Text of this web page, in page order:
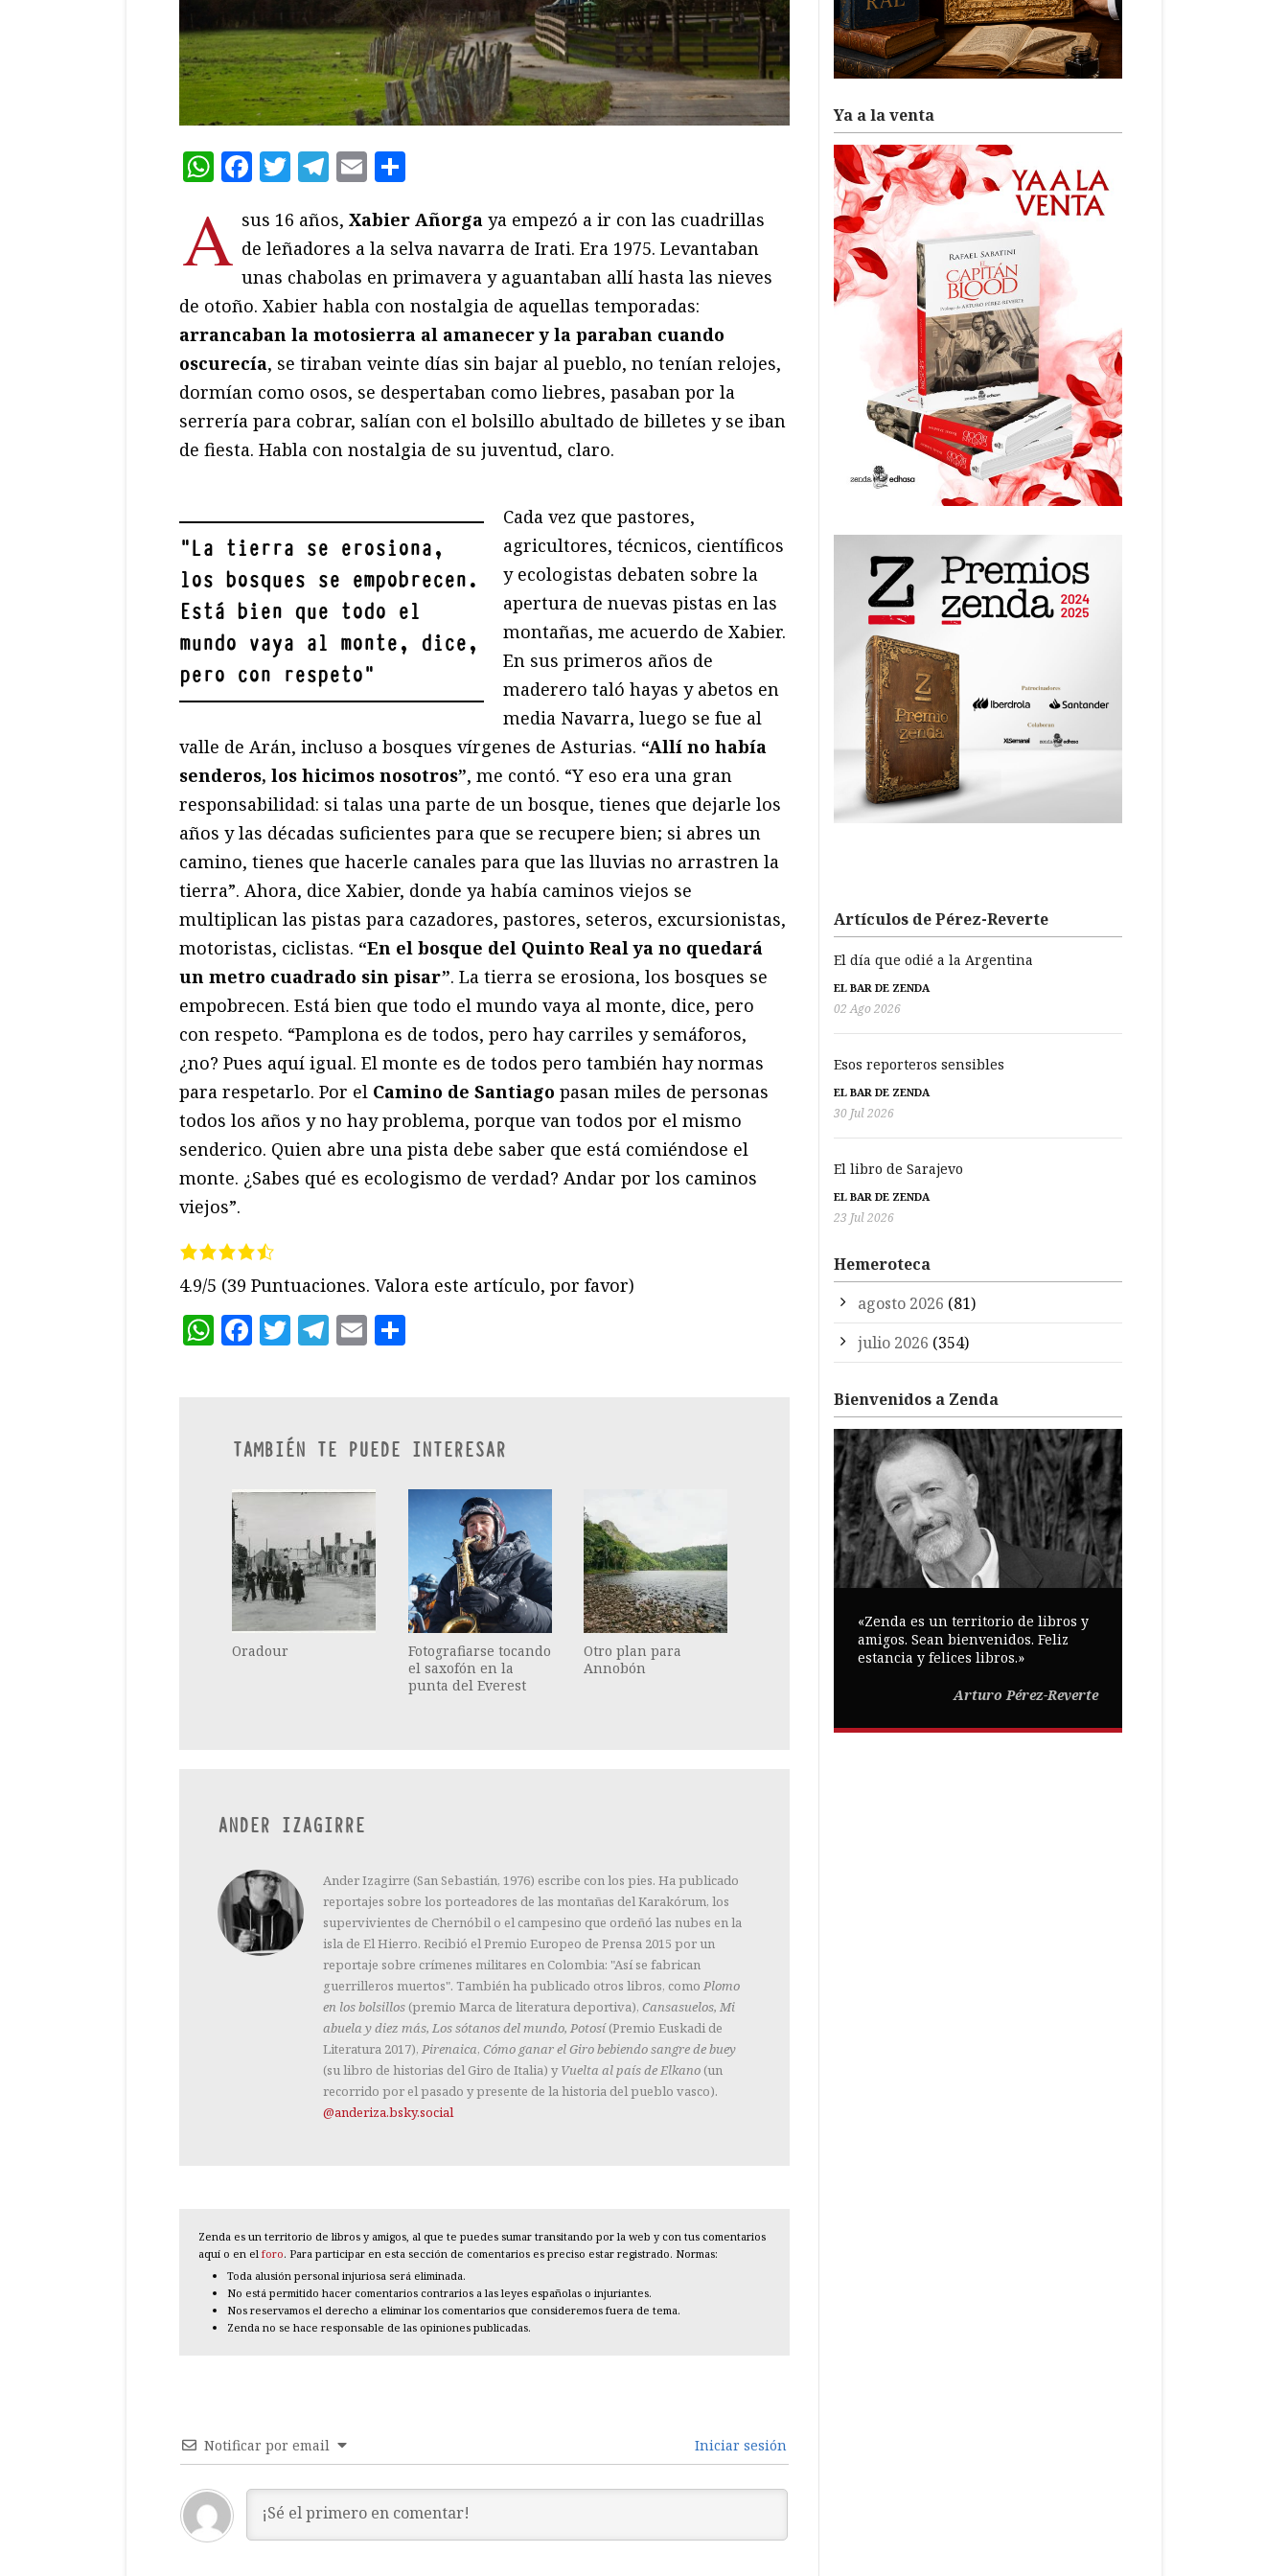
WhatsApp
Facebook
Twitter
Telegram
Email
A sus 16 años, Xabier Añorga ya empezó a ir con las cuadrillas
de leñadores a la selva navarra de Irati. Era 1975. Levantaban
unas chabolas en primavera y aguantaban allí hasta las nieves
de otoño. Xabier habla con nostalgia de aquellas temporadas:
arrancaban la motosierra al amanecer y la paraban cuando
oscurecía, se tiraban veinte días sin bajar al pueblo, no tenían relojes,
dormían como osos, se despertaban como liebres, pasaban por la
serrería para cobrar, salían con el bolsillo abultado de billetes y se iban
de fiesta. Habla con nostalgia de su juventud, claro.
"La tierra se erosiona,
los bosques se empobrecen.
Está bien que todo el
mundo vaya al monte, dice,
pero con respeto"
Cada vez que pastores,
agricultores, técnicos, científicos
y ecologistas debaten sobre la
apertura de nuevas pistas en las
montañas, me acuerdo de Xabier.
En sus primeros años de
maderero taló hayas y abetos en
media Navarra, luego se fue al
valle de Arán, incluso a bosques vírgenes de Asturias. “Allí no había
senderos, los hicimos nosotros”, me contó. “Y eso era una gran
responsabilidad: si talas una parte de un bosque, tienes que dejarle los
años y las décadas suficientes para que se recupere bien; si abres un
camino, tienes que hacerle canales para que las lluvias no arrastren la
tierra”. Ahora, dice Xabier, donde ya había caminos viejos se
multiplican las pistas para cazadores, pastores, seteros, excursionistas,
motoristas, ciclistas. “En el bosque del Quinto Real ya no quedará
un metro cuadrado sin pisar”. La tierra se erosiona, los bosques se
empobrecen. Está bien que todo el mundo vaya al monte, dice, pero
con respeto. “Pamplona es de todos, pero hay carriles y semáforos,
¿no? Pues aquí igual. El monte es de todos pero también hay normas
para respetarlo. Por el Camino de Santiago pasan miles de personas
todos los años y no hay problema, porque van todos por el mismo
senderico. Quien abre una pista debe saber que está comiéndose el
monte. ¿Sabes qué es ecologismo de verdad? Andar por los caminos
viejos”.
4.9/5 (39 Puntuaciones. Valora este artículo, por favor)
WhatsApp
Facebook
Twitter
Telegram
Email
TAMBIÉN TE PUEDE INTERESAR
Oradour
Fotografiarse tocando
el saxofón en la
punta del Everest
Otro plan para
Annobón
ANDER IZAGIRRE
Ander Izagirre (San Sebastián, 1976) escribe con los pies. Ha publicado
reportajes sobre los porteadores de las montañas del Karakórum, los
supervivientes de Chernóbil o el campesino que ordeñó las nubes en la
isla de El Hierro. Recibió el Premio Europeo de Prensa 2015 por un
reportaje sobre crímenes militares en Colombia: "Así se fabrican
guerrilleros muertos". También ha publicado otros libros, como Plomo
en los bolsillos (premio Marca de literatura deportiva), Cansasuelos, Mi
abuela y diez más, Los sótanos del mundo, Potosí(Premio Euskadi de
Literatura 2017), Pirenaica, Cómo ganar el Giro bebiendo sangre de buey
(su libro de historias del Giro de Italia) yVuelta al país de Elkano (un
recorrido por el pasado y presente de la historia del pueblo vasco).
@anderiza.bsky.social
Zenda es un territorio de libros y amigos, al que te puedes sumar transitando por la web y con tus comentarios
aquí o en el foro. Para participar en esta sección de comentarios es preciso estar registrado. Normas:
Toda alusión personal injuriosa será eliminada.
No está permitido hacer comentarios contrarios a las leyes españolas o injuriantes.
Nos reservamos el derecho a eliminar los comentarios que consideremos fuera de tema.
Zenda no se hace responsable de las opiniones publicadas.
Notificar por email Iniciar sesión
Ya a la venta
Artículos de Pérez-Reverte
El día que odié a la Argentina
EL BAR DE ZENDA
02 Ago 2026
Esos reporteros sensibles
EL BAR DE ZENDA
30 Jul 2026
El libro de Sarajevo
EL BAR DE ZENDA
23 Jul 2026
Hemeroteca
agosto 2026 (81)
julio 2026 (354)
Bienvenidos a Zenda
«Zenda es un territorio de libros y
amigos. Sean bienvenidos. Feliz
estancia y felices libros.»
Arturo Pérez-Reverte